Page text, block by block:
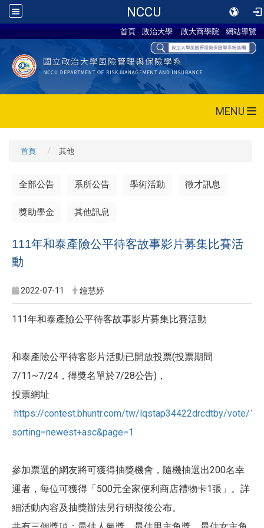
NCCU
首頁 政治大學 政大商學院 網站導覽
MENU
首頁 其他
全部公告 系所公告 學術活動 徵才訊息
獎助學金 其他訊息
111年和泰產險公平待客故事影片募集比賽活
動
2022-07-11 鐘慧婷
111年和泰產險公平待客故事影片募集比賽活動
和泰產險公平待客影片活動已開放投票(投票期間
7/11~7/24，得獎名單於7/28公告)，
投票網址
https://contest.bhuntr.com/tw/lqstap34422drcdtby/vote/
sorting=newest+asc&page=1
參加票選的網友將可獲得抽獎機會，隨機抽選出200名幸
運者，每位可獲得「500元全家便利商店禮物卡1張」。詳
細活動內容及抽獎辦法另行研擬後公布。